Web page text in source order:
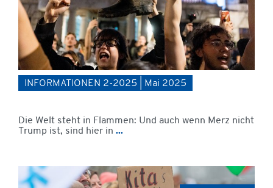
INFORMATIONEN 2-2025 | Mai 2025
Die Welt steht in Flammen: Und auch wenn Merz nicht
Trump ist, sind hier in ...